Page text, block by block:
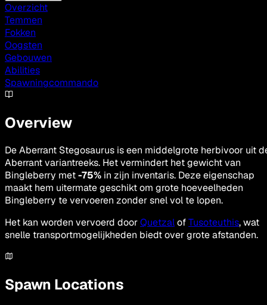
Overzicht
Temmen
Fokken
Oogsten
Gebouwen
Abilities
Spawningcommando
Overview
De Aberrant Stegosaurus is een middelgrote herbivoor uit
Aberrant variantreeks. Het vermindert het gewicht van
Bingleberry met-75% in zijn inventaris. Deze eigenschap
maakt hem uitermate geschikt om grote hoeveelheden
Bingleberry te vervoeren zonder snel vol te lopen.
Het kan worden vervoerd doorQuetzalofTusoteuthis, wat
snelle transportmogelijkheden biedt over grote afstanden.
Spawn Locations